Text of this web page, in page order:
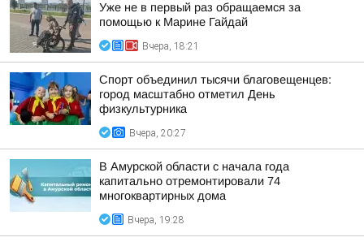
Уже не в первый раз обращаемся за
помощью к Марине Гайдай
Вчера, 18:21
Спорт объединил тысячи благовещенцев:
город масштабно отметил День
физкультурника
Вчера, 20:27
В Амурской области с начала года
капитально отремонтировали 74
многоквартирных дома
Вчера, 19:28